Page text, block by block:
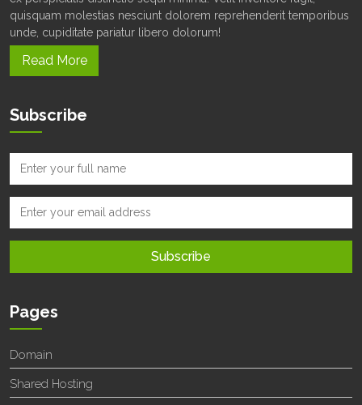
quisquam molestias nesciunt dolorem reprehenderit temporibus
unde, cupiditate pariatur libero dolorum!
Read More
Subscribe
Pages
Domain
Shared Hosting